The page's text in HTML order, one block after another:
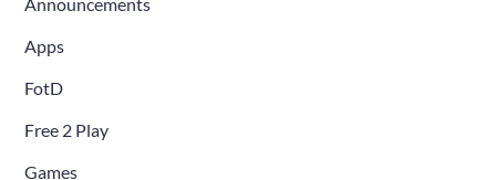
Apps
FotD
Free 2 Play
Games